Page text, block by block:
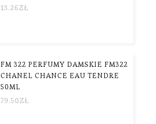
13.26ZŁ
FM 322 PERFUMY DAMSKIE FM322
CHANEL CHANCE EAU TENDRE
50ML
79.50ZŁ